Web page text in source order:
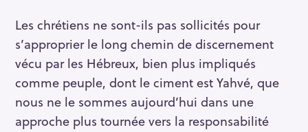
Les chrétiens ne sont-ils pas sollicités pour
s’approprier le long chemin de discernement
vécu par les Hébreux, bien plus impliqués
comme peuple, dont le ciment est Yahvé, que
nous ne le sommes aujourd’hui dans une
approche plus tournée vers la responsabilité